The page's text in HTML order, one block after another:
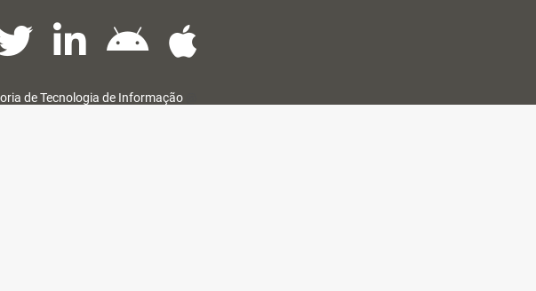
de Tecnologia de Informação